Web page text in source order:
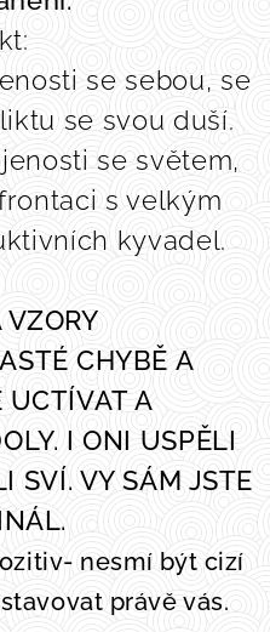
se sebou, se
se svou duší.
se světem,
s velkým
kyvadel.
VZORY
CHYBĚ A
UCTÍVAT A
I ONI USPĚLI
SVÍ. VY SÁM JSTE
nesmí být cizí
právě vás.